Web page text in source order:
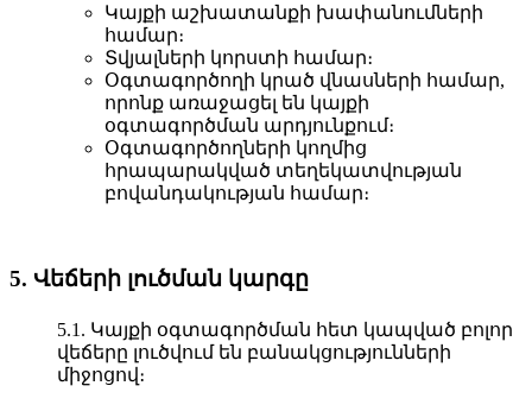
Կայքի աշխատանքի խափանումների
համար։
Տվյալների կորստի համար։
Օգտագործողի կրած վնասների համար,
որոնք առաջացել են կայքի
օգտագործման արդյունքում։
Օգտագործողների կողմից
հրապարակված տեղեկատվության
բովանդակության համար։
5. Վեճերի լուծման կարգը
5.1. Կայքի օգտագործման հետ կապված բոլոր
վեճերը լուծվում են բանակցությունների
միջոցով։